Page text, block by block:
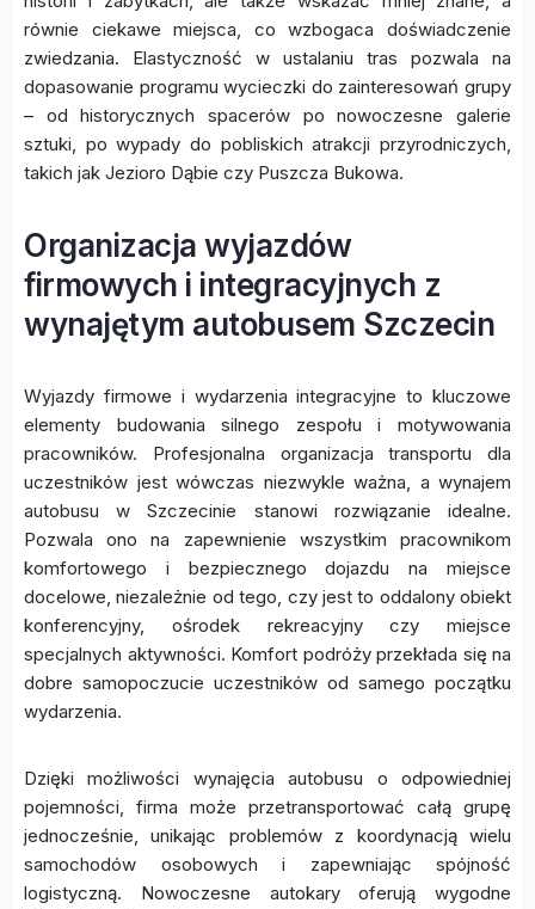
równie ciekawe miejsca, co wzbogaca doświadczenie
zwiedzania. Elastyczność w ustalaniu tras pozwala na
dopasowanie programu wycieczki do zainteresowań grupy
– od historycznych spacerów po nowoczesne galerie
sztuki, po wypady do pobliskich atrakcji przyrodniczych,
takich jak Jezioro Dąbie czy Puszcza Bukowa.
Organizacja wyjazdów
firmowych i integracyjnych z
wynajętym autobusem Szczecin
Wyjazdy firmowe i wydarzenia integracyjne to kluczowe
elementy budowania silnego zespołu i motywowania
pracowników. Profesjonalna organizacja transportu dla
uczestników jest wówczas niezwykle ważna, a wynajem
autobusu w Szczecinie stanowi rozwiązanie idealne.
Pozwala ono na zapewnienie wszystkim pracownikom
komfortowego i bezpiecznego dojazdu na miejsce
docelowe, niezależnie od tego, czy jest to oddalony obiekt
konferencyjny, ośrodek rekreacyjny czy miejsce
specjalnych aktywności. Komfort podróży przekłada się na
dobre samopoczucie uczestników od samego początku
wydarzenia.
Dzięki możliwości wynajęcia autobusu o odpowiedniej
pojemności, firma może przetransportować całą grupę
jednocześnie, unikając problemów z koordynacją wielu
samochodów osobowych i zapewniając spójność
logistyczną. Nowoczesne autokary oferują wygodne